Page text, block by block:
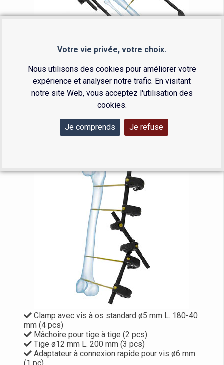
Votre vie privée, votre choix.
Nous utilisons des cookies pour améliorer votre
expérience et analyser notre trafic. En visitant
notre site Web, vous acceptez l'utilisation des
cookies.
Je comprends Je refuse
Clamp avec vis à os standard ø5 mm L. 180-40
mm (4 pcs)
Mâchoire pour tige à tige (2 pcs)
Tige en U ø12 mm L. 200x300 mm (2 pcs)
Mèche ø3.2x195 mm (1 pc)
Clamp avec vis à os standard ø5 mm L. 180-40
mm (4 pcs)
Mâchoire pour tige à tige (2 pcs)
Tige ø12 mm L. 200 mm (3 pcs)
Adaptateur à connexion rapide pour vis ø6 mm
(1 pc)